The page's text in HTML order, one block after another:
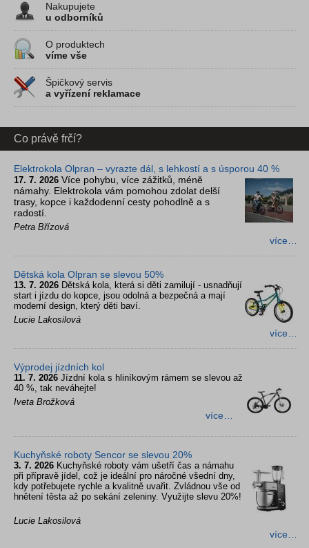
Nakupujete
u odborníků
O produktech
víme vše
Špičkový servis
a vyřízení reklamace
Co právě frčí?
Elektrokola Olpran – vyrazte dál, s lehkostí a s úsporou 40 %
17. 7. 2026 Více pohybu, více zážitků, méně
námahy. Elektrokola vám pomohou zdolat delší
trasy, kopce i každodenní cesty pohodlně a s
radostí.
Petra Břízová
více…
Dětská kola Olpran se slevou 50%
13. 7. 2026 Dětská kola, která si děti zamilují - usnadňují
start i jízdu do kopce, jsou odolná a bezpečná a mají
moderní design, který děti baví.
Lucie Lakosilová
více…
Výprodej jízdních kol
11. 7. 2026 Jízdní kola s hliníkovým rámem se slevou až
40 %, tak neváhejte!
Iveta Brožková
více…
Kuchyňské roboty Sencor se slevou 20%
3. 7. 2026 Kuchyňské roboty vám ušetří čas a námahu
při přípravě jídel, což je ideální pro náročné všední dny,
kdy potřebujete rychle a kvalitně uvařit. Zvládnou vše od
hnětení těsta až po sekání zeleniny. Využijte slevu 20%!
Lucie Lakosilová
více…